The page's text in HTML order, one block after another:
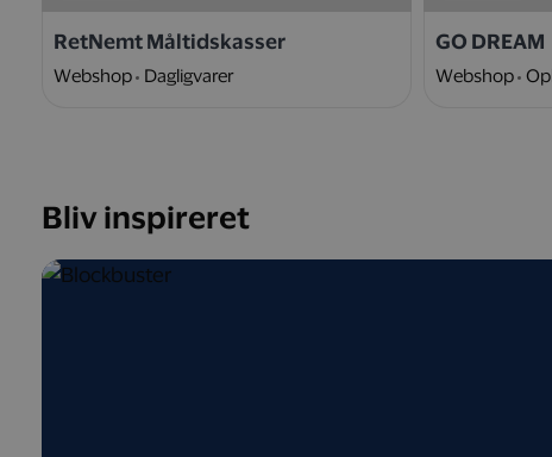
RetNemt Måltidskasser
Webshop Dagligvarer
GO DREAM
Webshop
Bliv inspireret